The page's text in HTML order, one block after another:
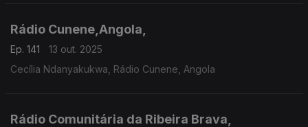
Rádio Cunene,Angola,
Ep. 141
13 out. 2025
Cecília Ndanyakukwa, Rádio Cunene, Angola
Rádio Comunitária da Ribeira Brava,